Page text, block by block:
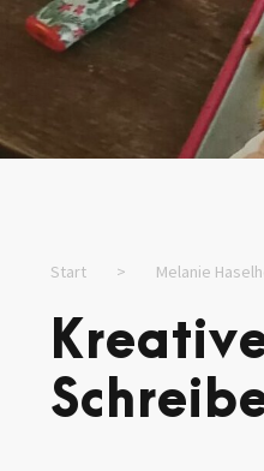
Start > Melanie